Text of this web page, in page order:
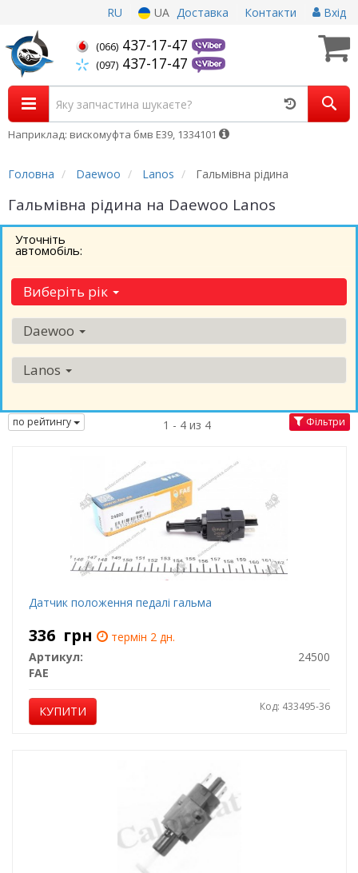
RU UA Доставка Контакти Вхід
(066) 437-17-47
(097) 437-17-47
Наприклад: вискомуфта бмв Е39, 1334101
Головна Daewoo Lanos Гальмівна рідина
Гальмівна рідина на Daewoo Lanos
Уточніть
автомобіль:
Виберіть рік
Daewoo
Lanos
по рейтингу 1 - 4 из 4 Фільтри
Датчик положення педалі гальма
336 грн
термін 2 дн.
Артикул:
24500
FAE
КУПИТИ Код: 433495-36